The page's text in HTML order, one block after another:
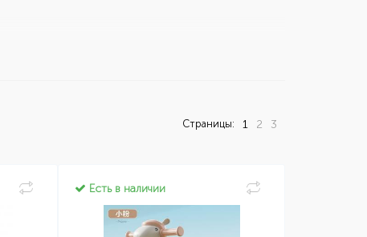
Страницы: 1 2 3
Есть в наличии